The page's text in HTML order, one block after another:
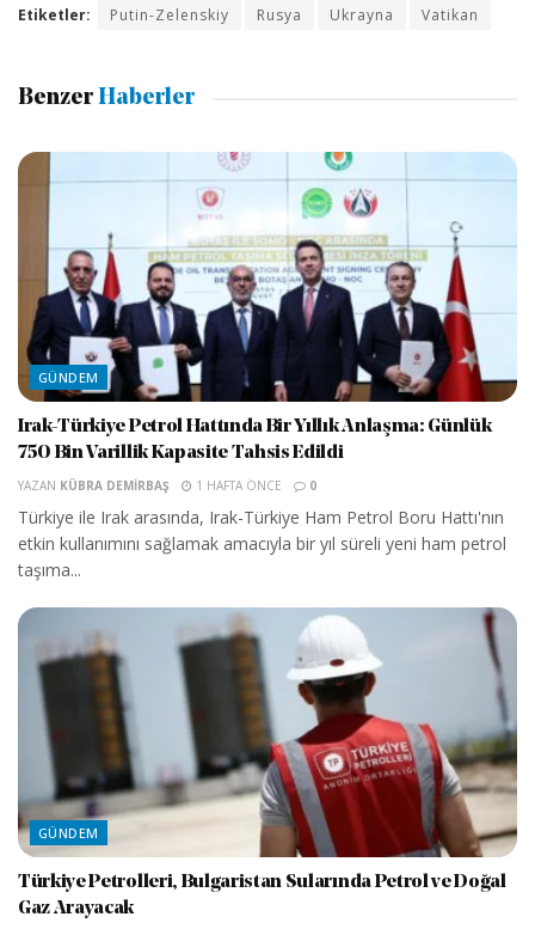
Etiketler: Putin-Zelenskiy Rusya Ukrayna Vatikan
Benzer Haberler
GÜNDEM
Irak-Türkiye Petrol Hattında Bir Yıllık Anlaşma: Günlük
750 Bin Varillik Kapasite Tahsis Edildi
YAZAN KÜBRA DEMIRBAŞ 1 HAFTA ÖNCE 0
Türkiye ile Irak arasında, Irak-Türkiye Ham Petrol Boru Hattı'nın
etkin kullanımını sağlamak amacıyla bir yıl süreli yeni ham petrol
taşıma...
GÜNDEM
Türkiye Petrolleri, Bulgaristan Sularında Petrol ve Doğal
Gaz Arayacak